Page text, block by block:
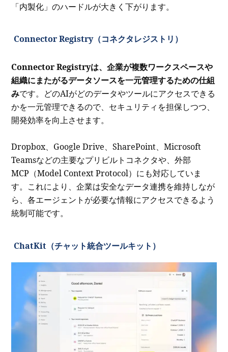
「内製化」のハードルが大きく下がります。
Connector Registry（コネクタレジストリ）
Connector Registryは、企業が複数ワークスペースや
組織にまたがるデータソースを一元管理するための仕組
みです。どのAIがどのデータやツールにアクセスできる
かを一元管理できるので、セキュリティを担保しつつ、
開発効率を向上させます。
Dropbox、Google Drive、SharePoint、Microsoft
Teamsなどの主要なプリビルトコネクタや、外部
MCP（Model Context Protocol）にも対応していま
す。これにより、企業は安全なデータ連携を維持しなが
ら、各エージェントが必要な情報にアクセスできるよう
統制可能です。
ChatKit（チャット統合ツールキット）